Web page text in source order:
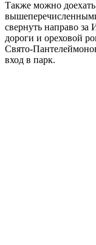
Также можно
свернуть направо
дороги и ореховой
Свято-
вход в парк.